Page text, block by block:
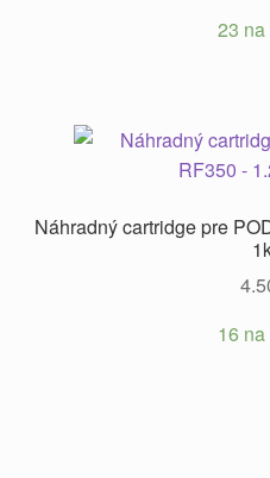
23
Náhradný cartridge pre
16